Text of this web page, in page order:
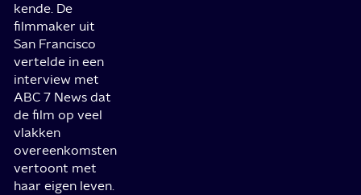
kende. De
filmmaker uit
San Francisco
vertelde in een
interview met
ABC 7 News dat
de film op veel
vlakken
overeenkomsten
vertoont met
haar eigen leven.